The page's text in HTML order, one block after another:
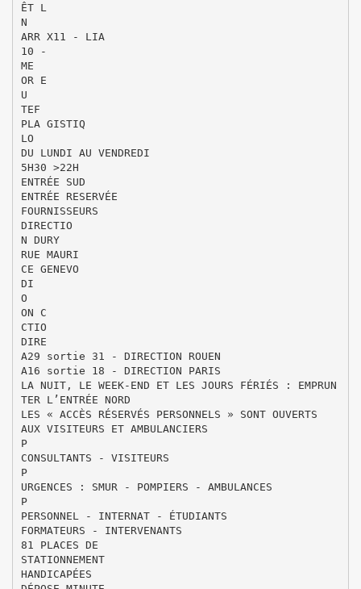
ÊT L
N
ARR X11 - LIA
10 -
ME
OR E
U
TEF
PLA GISTIQ
LO
DU LUNDI AU VENDREDI
5H30 >22H
ENTRÉE SUD
ENTRÉE RESERVÉE
FOURNISSEURS
DIRECTIO
N DURY
RUE MAURI
CE GENEVO
DI
O
ON C
CTIO
DIRE
A29 sortie 31 - DIRECTION ROUEN
A16 sortie 18 - DIRECTION PARIS
LA NUIT, LE WEEK-END ET LES JOURS FÉRIÉS : EMPRUN
TER L’ENTRÉE NORD
LES « ACCÈS RÉSERVÉS PERSONNELS » SONT OUVERTS
AUX VISITEURS ET AMBULANCIERS
P
CONSULTANTS - VISITEURS
P
URGENCES : SMUR - POMPIERS - AMBULANCES
P
PERSONNEL - INTERNAT - ÉTUDIANTS
FORMATEURS - INTERVENANTS
81 PLACES DE
STATIONNEMENT
HANDICAPÉES